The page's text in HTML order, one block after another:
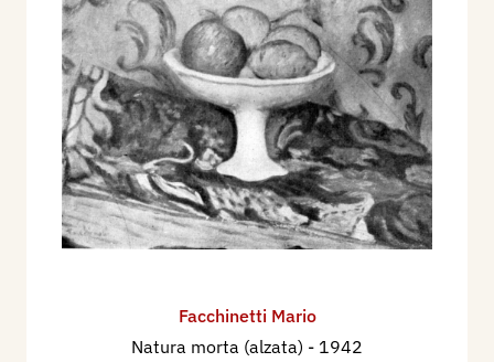
Facchinetti Mario
Natura morta (alzata) - 1942